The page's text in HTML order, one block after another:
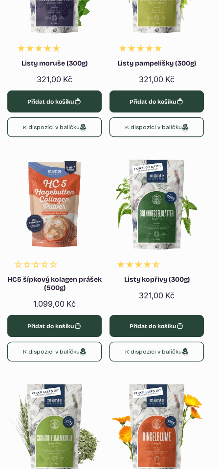
Listy moruše (300g)
Běžná
cena
321,00 Kč
Přidat do košíku
K dispozici v balíčku
Listy pampelišky (300g)
Běžná
cena
321,00 Kč
Přidat do košíku
K dispozici v balíčku
HC5 šípkový kolagen prášek
(500g)
Běžná
cena
1.099,00 Kč
Přidat do košíku
K dispozici v balíčku
Listy kopřivy (300g)
Běžná
321,00 Kč
Přidat do košíku
K dispozici v balíčku